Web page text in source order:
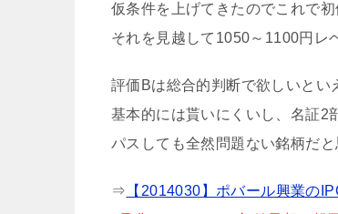
仮条件を上げてきたのでこれで
それを見越して1050～1100円レ
評価Bは総合的判断で欲しいとい
基本的には貰いにくいし、名証2
パスしても全然問題ない銘柄だと
⇒ 【2014030】ポバール興業の